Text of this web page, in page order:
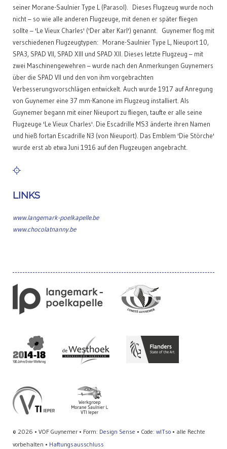
seiner Morane-Saulnier Type L (Parasol). Dieses Flugzeug wurde noch
nicht – so wie alle anderen Flugzeuge, mit denen er später fliegen
sollte – 'Le Vieux Charles' ('Der alter Karl') genannt. Guynemer flog mit
verschiedenen Flugzeugtypen: Morane-Saulnier Type L, Nieuport 10,
SPA3, SPAD VII, SPAD XIII und SPAD XII. Dieses letzte Flugzeug – mit
zwei Maschinengewehren – wurde nach den Anmerkungen Guynemers
über die SPAD VII und den von ihm vorgebrachten
Verbesserungsvorschlägen entwickelt. Auch wurde 1917 auf Anregung
von Guynemer eine 37 mm-Kanone im Flugzeug installiert. Als
Guynemer begann mit einer Nieuport zu fliegen, taufte er alle seine
Flugzeuge 'Le Vieux Charles'. Die Escadrille MS3 änderte ihren Namen
und hieß fortan Escadrille N3 (von Nieuport). Das Emblem 'Die Störche'
wurde erst ab etwa Juni 1916 auf den Flugzeugen angebracht.
LINKS
www.langemark-poelkapelle.be
www.chocolatnanny.be
© 2026 • VOF Guynemer • Form: Design Sense • Code: wITso • alle Rechte
vorbehalten • Haftungsausschluss